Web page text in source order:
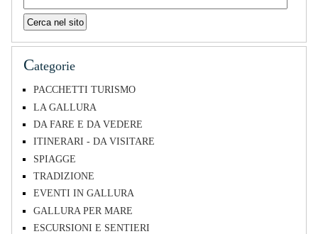
Categorie
PACCHETTI TURISMO
LA GALLURA
DA FARE E DA VEDERE
ITINERARI - DA VISITARE
SPIAGGE
TRADIZIONE
EVENTI IN GALLURA
GALLURA PER MARE
ESCURSIONI E SENTIERI